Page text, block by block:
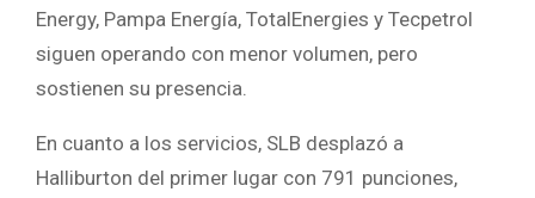
Energy, Pampa Energía, TotalEnergies y Tecpetrol
siguen operando con menor volumen, pero
sostienen su presencia.
En cuanto a los servicios, SLB desplazó a
Halliburton del primer lugar con 791 punciones,